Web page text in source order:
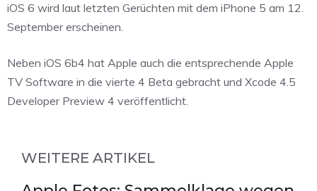
iOS 6 wird laut letzten Gerüchten mit dem iPhone 5 am 12.
September erscheinen.
Neben iOS 6b4 hat Apple auch die entsprechende Apple
TV Software in die vierte 4 Beta gebracht und Xcode 4.5
Developer Preview 4 veröffentlicht.
WEITERE ARTIKEL